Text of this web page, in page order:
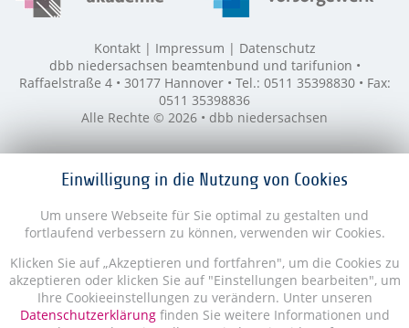
Einwilligung in die Nutzung von Cookies
Um unsere Webseite für Sie optimal zu gestalten und
fortlaufend verbessern zu können, verwenden wir Cookies.
Klicken Sie auf „Akzeptieren und fortfahren", um die Cookies zu
akzeptieren oder klicken Sie auf "Einstellungen bearbeiten", um
Ihre Cookieeinstellungen zu verändern. Unter unseren
Datenschutzerklärungfinden Sie weitere Informationen und
Kontakt Impressum
Datenschutz
dbb niedersachsen beamtenbund und tarifunion •
Raffaelstraße 4 • 30177 Hannover • Tel.: 0511 35398830 • Fax:
0511 35398836
Alle Rechte © 2026 • dbb niedersachsen